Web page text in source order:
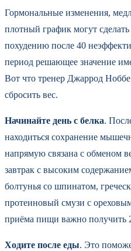
Гормональные изменения,
плотный график могут
похудению после 40
период решающее значение
Вот что тренер Джаррод
сбросить вес.
Начинайте день с белка.
находиться сохранение
напрямую связана с обменом
завтрак с высоким
болтунья со шпинатом,
протеиновый смузи с
приёма пищи важно получить
Ходите после еды. Это